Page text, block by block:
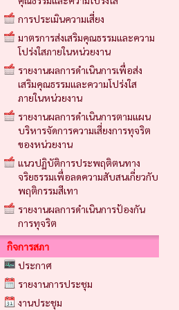
การประเมินความเสี่ยง
มาตรการส่งเสริมคุณธรรมและความ
โปร่งใสภายในหน่วยงาน
รายงานผลการดำเนินการเพื่อส่ง
เสริมคุณธรรมและความโปร่งใส
ภายในหน่วยงาน
รายงานผลการดำเนินการตามแผน
บริหารจัดการความเสี่ยงการทุจริต
ของหน่วยงาน
แนวปฏิบัติการประพฤติตนทาง
จริยธรรมเพื่อลดความสับสนเกี่ยวกับ
พฤติกรรมสีเทา
รายงานผลการดำเนินการป้องกัน
การทุจริต
กิจการสภา
ประกาศ
รายงานการประชุม
งานประชุม